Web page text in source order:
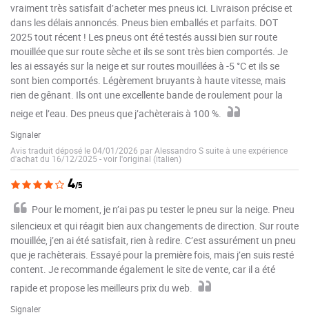
vraiment très satisfait d’acheter mes pneus ici. Livraison précise et
dans les délais annoncés. Pneus bien emballés et parfaits. DOT
2025 tout récent ! Les pneus ont été testés aussi bien sur route
mouillée que sur route sèche et ils se sont très bien comportés. Je
les ai essayés sur la neige et sur routes mouillées à -5 °C et ils se
sont bien comportés. Légèrement bruyants à haute vitesse, mais
rien de gênant. Ils ont une excellente bande de roulement pour la
neige et l’eau. Des pneus que j’achèterais à 100 %.
Signaler
Avis traduit déposé le 04/01/2026 par Alessandro S suite à une expérience
d'achat du 16/12/2025 -voir l'original (italien)
4/5
Pour le moment, je n’ai pas pu tester le pneu sur la neige. Pneu
silencieux et qui réagit bien aux changements de direction. Sur route
mouillée, j’en ai été satisfait, rien à redire. C’est assurément un pneu
que je rachèterais. Essayé pour la première fois, mais j’en suis resté
content. Je recommande également le site de vente, car il a été
rapide et propose les meilleurs prix du web.
Signaler